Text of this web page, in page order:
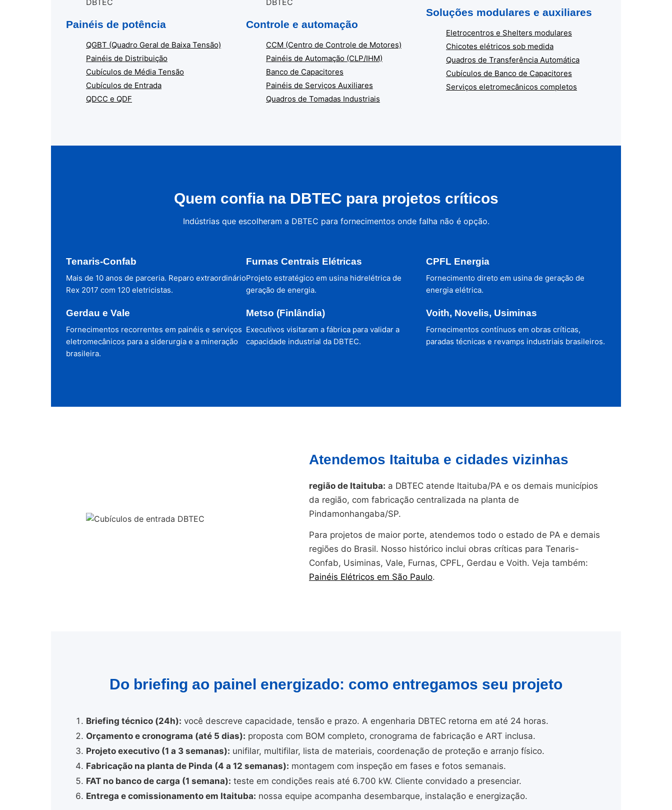
Painéis de potência
QGBT (Quadro Geral de Baixa Tensão)
Painéis de Distribuição
Cubículos de Média Tensão
Cubículos de Entrada
QDCC e QDF
Controle e automação
CCM (Centro de Controle de Motores)
Painéis de Automação (CLP/IHM)
Banco de Capacitores
Painéis de Serviços Auxiliares
Quadros de Tomadas Industriais
Soluções modulares e auxiliares
Eletrocentros e Shelters modulares
Chicotes elétricos sob medida
Quadros de Transferência Automática
Cubículos de Banco de Capacitores
Serviços eletromecânicos completos
Quem confia na DBTEC para projetos críticos
Indústrias que escolheram a DBTEC para fornecimentos onde falha não é opção.
Tenaris-Confab
Mais de 10 anos de parceria. Reparo extraordinário
Rex 2017 com 120 eletricistas.
Furnas Centrais Elétricas
Projeto estratégico em usina hidrelétrica de
geração de energia.
CPFL Energia
Fornecimento direto em usina de geração de
energia elétrica.
Gerdau e Vale
Fornecimentos recorrentes em painéis e serviços
eletromecânicos para a siderurgia e a mineração
brasileira.
Metso (Finlândia)
Executivos visitaram a fábrica para validar a
capacidade industrial da DBTEC.
Voith, Novelis, Usiminas
Fornecimentos contínuos em obras críticas,
paradas técnicas e revamps industriais brasileiros.
Atendemos Itaituba e cidades vizinhas
região de Itaituba: a DBTEC atende Itaituba/PA e os demais municípios
da região, com fabricação centralizada na planta de
Pindamonhangaba/SP.
Para projetos de maior porte, atendemos todo o estado de PA e demais
regiões do Brasil. Nosso histórico inclui obras críticas para Tenaris-
Confab, Usiminas, Vale, Furnas, CPFL, Gerdau e Voith. Veja também:
Painéis Elétricos em São Paulo.
Do briefing ao painel energizado: como entregamos seu projeto
Briefing técnico (24h): você descreve capacidade, tensão e prazo. A engenharia DBTEC retorna em até 24 horas.
Orçamento e cronograma (até 5 dias): proposta com BOM completo, cronograma de fabricação e ART inclusa.
Projeto executivo (1 a 3 semanas): unifilar, multifilar, lista de materiais, coordenação de proteção e arranjo físico.
Fabricação na planta de Pinda (4 a 12 semanas): montagem com inspeção em fases e fotos semanais.
FAT no banco de carga (1 semana): teste em condições reais até 6.700 kW. Cliente convidado a presenciar.
Entrega e comissionamento em Itaituba: nossa equipe acompanha desembarque, instalação e energização.